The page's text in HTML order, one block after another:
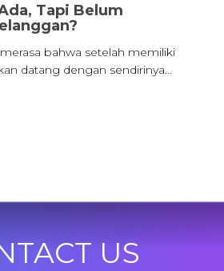
Tapi Belum
bahwa setelah memiliki
datang dengan sendirinya…
US